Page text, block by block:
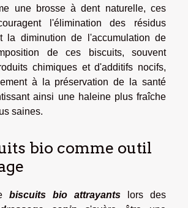
une brosse à dent naturelle, ces
l'élimination des résidus
la diminution de l'accumulation de
de ces biscuits, souvent
chimiques et d'additifs nocifs,
à la préservation de la santé
ainsi une haleine plus fraîche
saines.
bio comme outil
biscuits bio attrayants lors des